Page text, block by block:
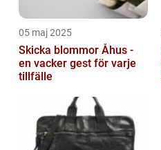
05 maj 2025
Skicka blommor Åhus -
en vacker gest för varje
tillfälle